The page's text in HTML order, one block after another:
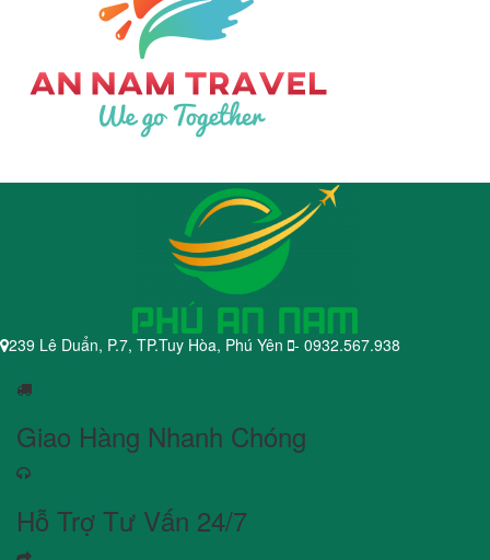
239 Lê Duẩn, P.7, TP.Tuy Hòa, Phú Yên - 0932.567.938
Giao Hàng Nhanh Chóng
Hỗ Trợ Tư Vấn 24/7